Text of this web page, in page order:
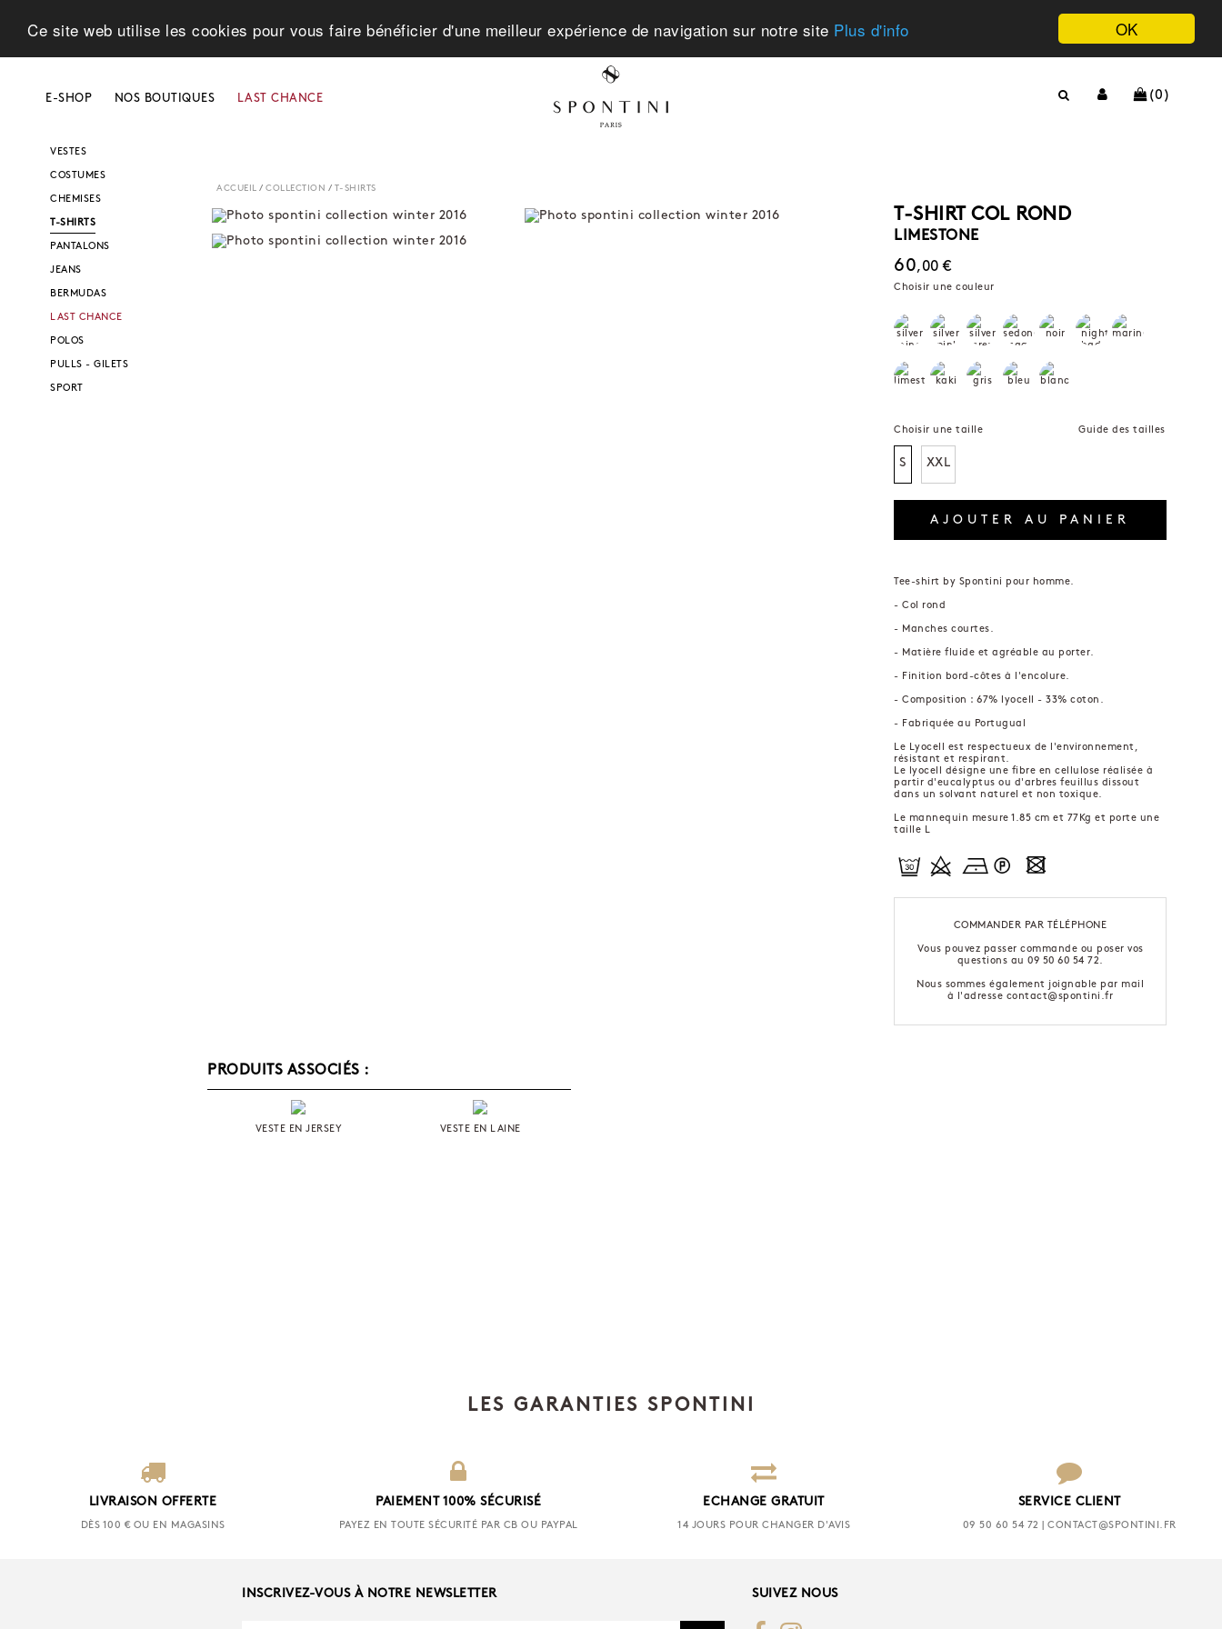
OK
Ce site web utilise les cookies pour vous faire bénéficier d'une meilleur expérience de navigation sur notre site Plus d'info
E-SHOP NOS BOUTIQUES LAST CHANCE (0)
VESTES
COSTUMES
CHEMISES
T-SHIRTS
PANTALONS
JEANS
BERMUDAS
LAST CHANCE
POLOS
PULLS - GILETS
SPORT
ACCUEIL /COLLECTION / T-SHIRTS
T-SHIRT COL ROND
LIMESTONE
60,00 €
Choisir une couleur
Guide des tailles
Choisir une taille
S XXL
AJOUTER AU PANIER
Tee-shirt by Spontini pour homme.
- Col rond
- Manches courtes.
- Matière fluide et agréable au porter.
- Finition bord-côtes à l'encolure.
- Composition : 67% lyocell - 33% coton.
- Fabriquée au Portugual
Le Lyocell est respectueux de l'environnement,
résistant et respirant.
Le lyocell désigne une fibre en cellulose réalisée à
partir d'eucalyptus ou d'arbres feuillus dissout
dans un solvant naturel et non toxique.
Le mannequin mesure 1.85 cm et 77Kg et porte une
taille L
COMMANDER PAR TÉLÉPHONE
Vous pouvez passer commande ou poser vos
questions au 09 50 60 54 72.
Nous sommes également joignable par mail
à l'adresse contact@spontini.fr
PRODUITS ASSOCIÉS :
VESTE EN JERSEY VESTE EN LAINE
LES GARANTIES SPONTINI
LIVRAISON OFFERTE
DÈS 100 € OU EN MAGASINS
PAIEMENT 100% SÉCURISÉ
PAYEZ EN TOUTE SÉCURITÉ PAR CB OU PAYPAL
ECHANGE GRATUIT
14 JOURS POUR CHANGER D'AVIS
SERVICE CLIENT
09 50 60 54 72 | CONTACT@SPONTINI.FR
INSCRIVEZ-VOUS À NOTRE NEWSLETTER SUIVEZ NOUS